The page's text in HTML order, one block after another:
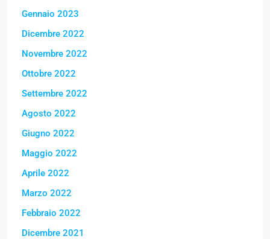
Gennaio 2023
Dicembre 2022
Novembre 2022
Ottobre 2022
Settembre 2022
Agosto 2022
Giugno 2022
Maggio 2022
Aprile 2022
Marzo 2022
Febbraio 2022
Dicembre 2021